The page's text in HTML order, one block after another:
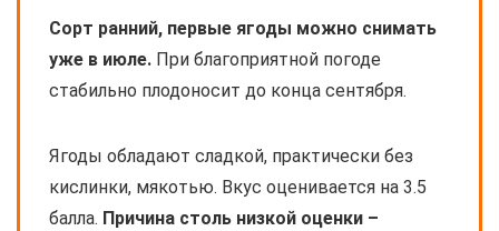
Сорт ранний, первые ягоды можно снимать
уже в июле. При благоприятной погоде
стабильно плодоносит до конца сентября.
Ягоды обладают сладкой, практически без
кислинки, мякотью. Вкус оценивается на 3.5
балла. Причина столь низкой оценки –